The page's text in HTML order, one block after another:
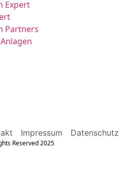
Expert
Partners
Impressum Datenschutz
Reserved 2025